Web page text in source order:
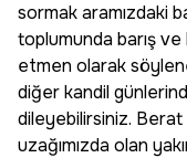
sormak aramızdaki
toplumunda barış ve
etmen olarak
diğer kandil
dileyebilirsiniz. Berat
uzağımızda olan